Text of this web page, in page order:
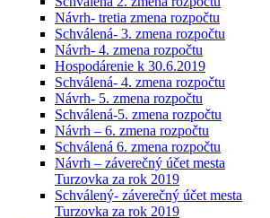
Návrh- tretia zmena rozpočtu
Schválená- 3. zmena rozpočtu
Návrh- 4. zmena rozpočtu
Hospodárenie k 30.6.2019
Schválená- 4. zmena rozpočtu
Návrh- 5. zmena rozpočtu
Schválená-5. zmena rozpočtu
Návrh – 6. zmena rozpočtu
Schválená 6. zmena rozpočtu
Návrh – záverečný účet mesta
Turzovka za rok 2019
Schválený- záverečný účet mesta
Turzovka za rok 2019